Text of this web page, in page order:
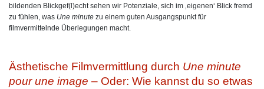
bildenden Blickgef(l)echt sehen wir Potenziale, sich im ‚eigenen‘ Blick fremd
zu fühlen, was Une minute zu einem guten Ausgangspunkt für
filmvermittelnde Überlegungen macht.
Ästhetische Filmvermittlung durch Une minute
pour une image – Oder: Wie kannst du so etwas